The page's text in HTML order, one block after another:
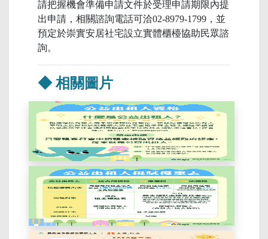
請把握機會準備申請文件於受理申請期限內提
出申請，相關諮詢電話可洽02-8979-1799，並
預定於崇實安居社宅設立實體櫃檯協助民眾諮
詢。
◆ 相關圖片